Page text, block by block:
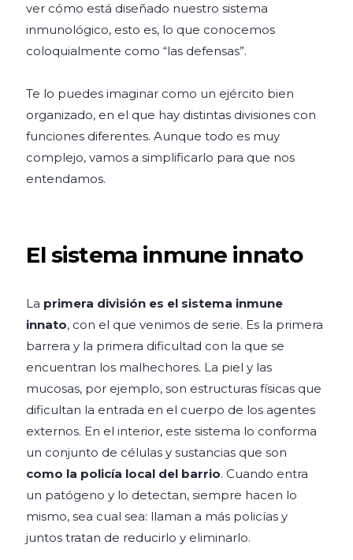
ver cómo está diseñado nuestro sistema
inmunológico, esto es, lo que conocemos
coloquialmente como “las defensas”.
Te lo puedes imaginar como un ejército bien
organizado, en el que hay distintas divisiones con
funciones diferentes. Aunque todo es muy
complejo, vamos a simplificarlo para que nos
entendamos.
El sistema inmune innato
La primera división es el sistema inmune
innato, con el que venimos de serie. Es la primera
barrera y la primera dificultad con la que se
encuentran los malhechores. La piel y las
mucosas, por ejemplo, son estructuras físicas que
dificultan la entrada en el cuerpo de los agentes
externos. En el interior, este sistema lo conforma
un conjunto de células y sustancias que son
como la policía local del barrio. Cuando entra
un patógeno y lo detectan, siempre hacen lo
mismo, sea cual sea: llaman a más policías y
juntos tratan de reducirlo y eliminarlo.